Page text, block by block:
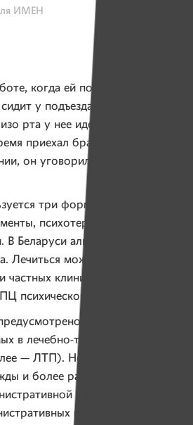
ИМЕН
когда ей позвонила соседка.
у подъезда с синими
рта у нее идет пена. Тогда
приехал брат Светы. Увидев
он уговорил ее лечь
три формы лечения
психотерапия и группы
Беларуси алкоголизм лечится
Лечиться можно анонимно
частных клиниках, при
психического здоровья.
в лечебно-трудовых
— ЛТП). Но для этого
и более раз в течение года
ответственности
правонарушений